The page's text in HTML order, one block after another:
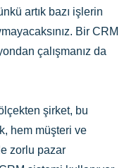
artık bazı işlerin
Bir CRM
çalışmanız da
şirket, bu
hem müşteri ve
zorlu pazar